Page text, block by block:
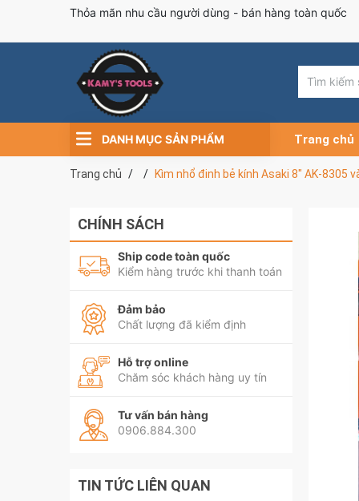
Thỏa mãn nhu cầu người dùng - bán hàng toàn quốc
DANH MỤC SẢN PHẨM Trang chủ
Trang chủ Kìm nhổ đinh bẻ kính Asaki 8" AK-8305
CHÍNH SÁCH
Ship code toàn quốc
Kiểm hàng trước khi thanh toán
Đảm bảo
Chất lượng đã kiểm định
Hỗ trợ online
Chăm sóc khách hàng uy tín
Tư vấn bán hàng
0906.884.300
TIN TỨC LIÊN QUAN